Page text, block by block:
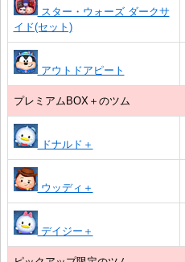
スター・ウォーズ ダークサ
イド(セット)
アウトドアピート
プレミアムBOX＋のツム
ドナルド＋
ウッディ＋
デイジー＋